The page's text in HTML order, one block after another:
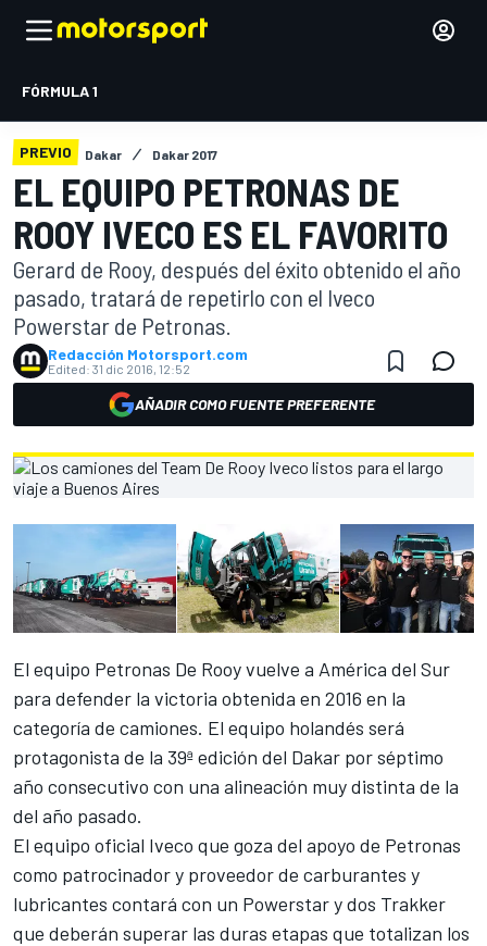
FÓRMULA 1
PREVIO Dakar Dakar 2017
EL EQUIPO PETRONAS DE
ROOY IVECO ES EL FAVORITO
Gerard de Rooy, después del éxito obtenido el año
pasado, tratará de repetirlo con el Iveco
Powerstar de Petronas.
Redacción Motorsport.com
Edited: 31 dic 2016, 12:52
AÑADIR COMO FUENTE PREFERENTE
El equipo Petronas De Rooy vuelve a América del Sur
para defender la victoria obtenida en 2016 en la
categoría de camiones. El equipo holandés será
protagonista de la 39ª edición del Dakar por séptimo
año consecutivo con una alineación muy distinta de la
del año pasado.
El equipo oficial Iveco que goza del apoyo de Petronas
como patrocinador y proveedor de carburantes y
lubricantes contará con un Powerstar y dos Trakker
que deberán superar las duras etapas que totalizan los